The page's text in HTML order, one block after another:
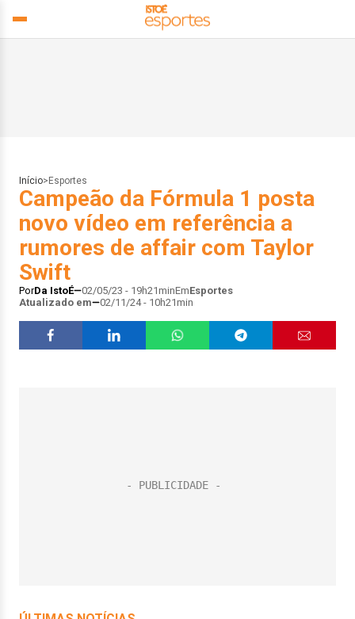
Início> Esportes
Campeão da Fórmula 1 posta
novo vídeo em referência a
rumores de affair com Taylor
Swift
PorDa IstoÉ 02/05/23 - 19h21minEmEsportes
Atualizado em
02/11/24 - 10h21min